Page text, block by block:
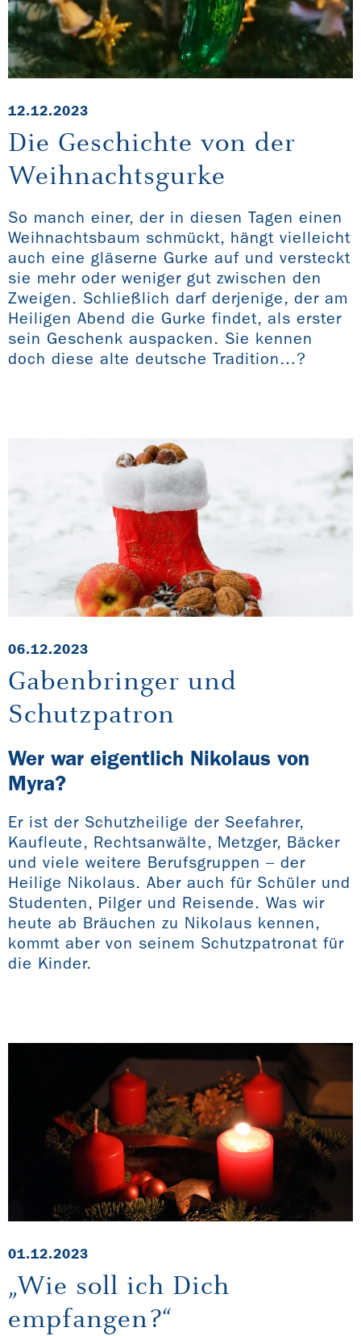
12.12.2023
Die Geschichte von der
Weihnachtsgurke
So manch einer, der in diesen Tagen einen
Weihnachtsbaum schmückt, hängt vielleicht
auch eine gläserne Gurke auf und versteckt
sie mehr oder weniger gut zwischen den
Zweigen. Schließlich darf derjenige, der am
Heiligen Abend die Gurke findet, als erster
sein Geschenk auspacken. Sie kennen
doch diese alte deutsche Tradition…?
06.12.2023
Gabenbringer und
Schutzpatron
Wer war eigentlich Nikolaus von
Myra?
Er ist der Schutzheilige der Seefahrer,
Kaufleute, Rechtsanwälte, Metzger, Bäcker
und viele weitere Berufsgruppen – der
Heilige Nikolaus. Aber auch für Schüler und
Studenten, Pilger und Reisende. Was wir
heute ab Bräuchen zu Nikolaus kennen,
kommt aber von seinem Schutzpatronat für
die Kinder.
01.12.2023
„Wie soll ich Dich
empfangen?“